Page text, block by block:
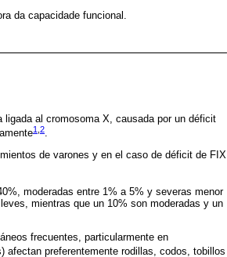
da capacidade funcional.
ligada al cromosoma X, causada por un déficit
1 2.
de varones y en el caso de déficit de FIX
moderadas entre 1% a 5% y severas menor
mientras que un 10% son moderadas y un
frecuentes, particularmente en
afectan preferentemente rodillas, codos, tobillos